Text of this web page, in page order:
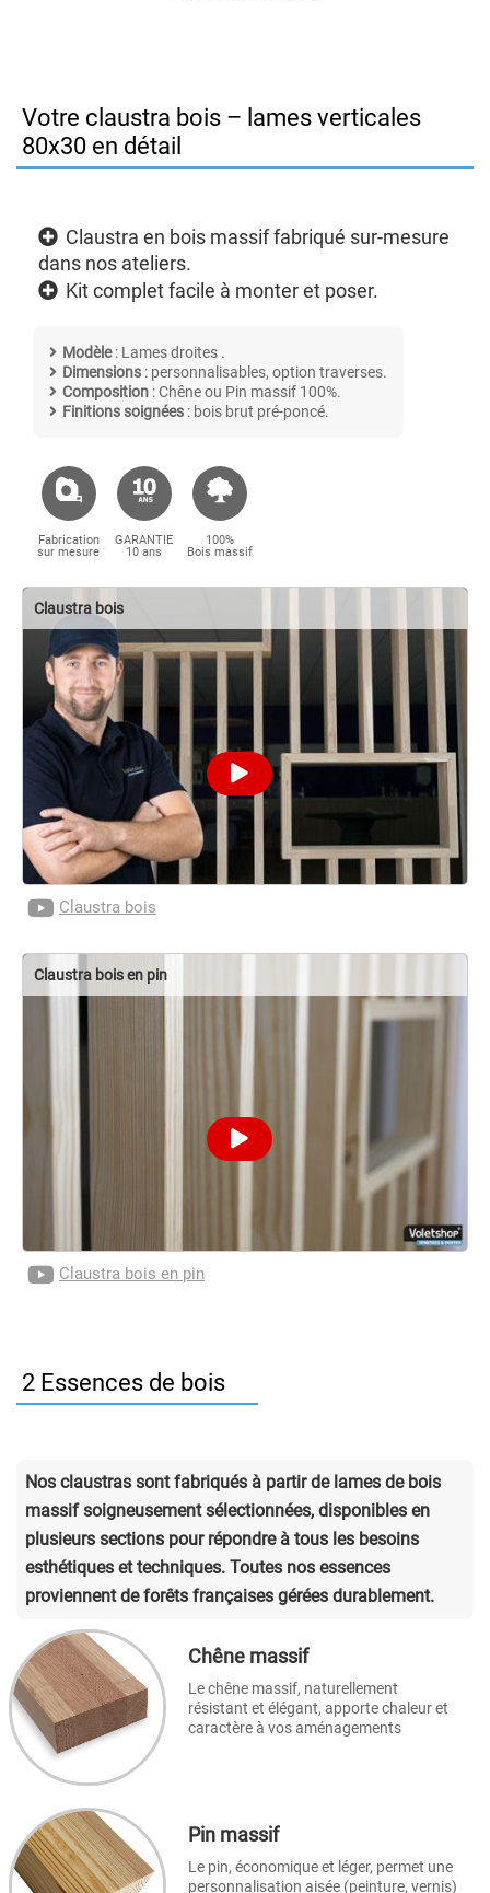
Votre claustra bois – lames verticales
80x30 en détail
Claustra en bois massif fabriqué sur-mesure
dans nos ateliers.
Kit complet facile à monter et poser.
Modèle: Lames droites .
Dimensions : personnalisables, option traverses.
Composition : Chêne ou Pin massif 100%.
Finitions soignées : bois brut pré-poncé.
Fabrication
sur mesure
GARANTIE
10 ans
100%
Bois massif
Claustra bois
Claustra bois
Claustra bois en pin
Claustra bois en pin
2 Essences de bois
Nos claustras sont fabriqués à partir de lames de bois
massif soigneusement sélectionnées, disponibles en
plusieurs sections pour répondre à tous les besoins
esthétiques et techniques. Toutes nos essences
proviennent de forêts françaises gérées durablement.
Chêne massif
Le chêne massif, naturellement
résistant et élégant, apporte chaleur et
caractère à vos aménagements
Pin massif
Le pin, économique et léger, permet une
personnalisation aisée (peinture, vernis)